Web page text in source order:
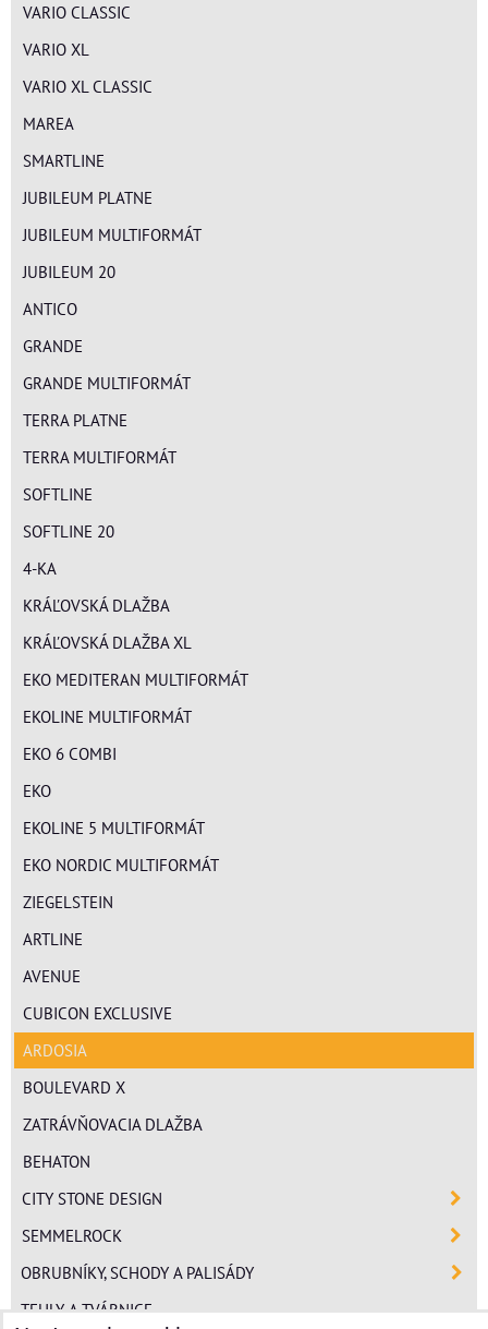
VARIO CLASSIC
VARIO XL
VARIO XL CLASSIC
MAREA
SMARTLINE
JUBILEUM PLATNE
JUBILEUM MULTIFORMÁT
JUBILEUM 20
ANTICO
GRANDE
GRANDE MULTIFORMÁT
TERRA PLATNE
TERRA MULTIFORMÁT
SOFTLINE
SOFTLINE 20
4-KA
KRÁĽOVSKÁ DLAŽBA
KRÁĽOVSKÁ DLAŽBA XL
EKO MEDITERAN MULTIFORMÁT
EKOLINE MULTIFORMÁT
EKO 6 COMBI
EKO
EKOLINE 5 MULTIFORMÁT
EKO NORDIC MULTIFORMÁT
ZIEGELSTEIN
ARTLINE
AVENUE
CUBICON EXCLUSIVE
ARDOSIA
BOULEVARD X
ZATRÁVŇOVACIA DLAŽBA
BEHATON
CITY STONE DESIGN
SEMMELROCK
OBRUBNÍKY, SCHODY A PALISÁDY
TEHLY A TVÁRNICE